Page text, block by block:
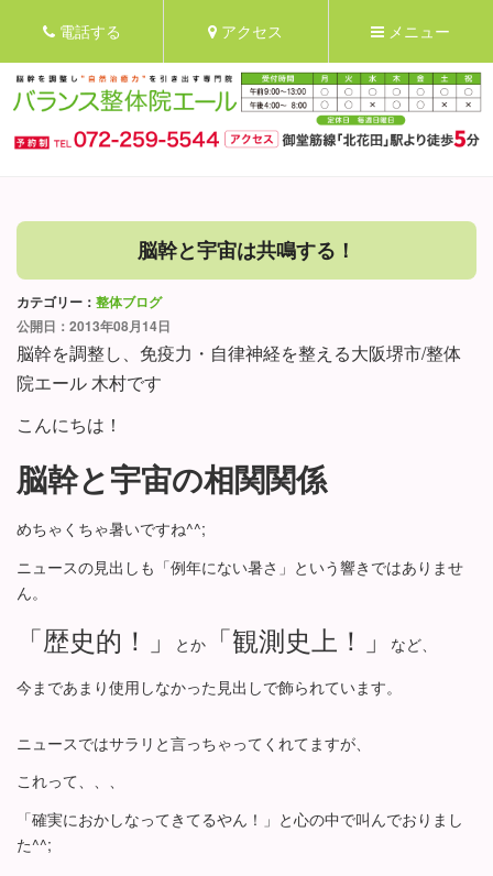
電話する アクセス メニュー
脳幹と宇宙は共鳴する！
カテゴリー： 整体ブログ
公開日：2013年08月14日
脳幹を調整し、免疫力・自律神経を整える大阪堺市/整体
院エール 木村です
こんにちは！
脳幹と宇宙の相関関係
めちゃくちゃ暑いですね^^;
ニュースの見出しも「例年にない暑さ」という響きではありませ
ん。
「歴史的！」 とか 「観測史上！」
など、
今まであまり使用しなかった見出しで飾られています。
ニュースではサラリと言っちゃってくれてますが、
これって、、、
「確実におかしなってきてるやん！」と心の中で叫んでおりまし
た^^;